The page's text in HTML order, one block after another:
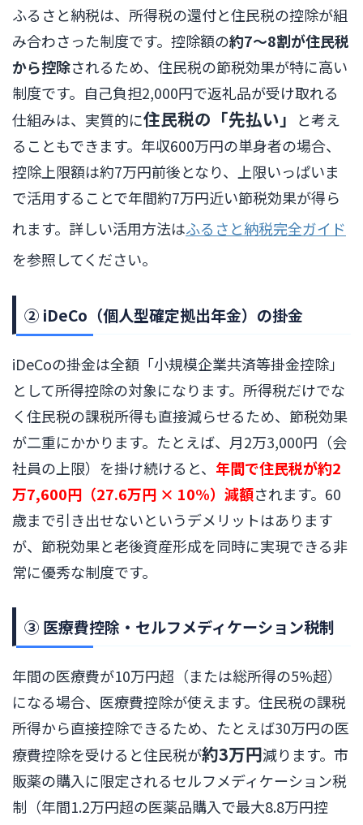
ふるさと納税は、所得税の還付と住民税の控除が組
み合わさった制度です。控除額の約7〜8割が住民税
から控除されるため、住民税の節税効果が特に高い
制度です。自己負担2,000円で返礼品が受け取れる
仕組みは、実質的に住民税の「先払い」
と考え
ることもできます。年収600万円の単身者の場合、
控除上限額は約7万円前後となり、上限いっぱいま
で活用することで年間約7万円近い節税効果が得ら
れます。詳しい活用方法はふるさと納税完全ガイド
を参照してください。
② iDeCo（個人型確定拠出年金）の掛金
iDeCoの掛金は全額「小規模企業共済等掛金控除」
として所得控除の対象になります。所得税だけでな
く住民税の課税所得も直接減らせるため、節税効果
が二重にかかります。たとえば、月2万3,000円（会
社員の上限）を掛け続けると、 年間で住民税が約2
万7,600円（27.6万円 × 10%）減額されます。60
歳まで引き出せないというデメリットはあります
が、節税効果と老後資産形成を同時に実現できる非
常に優秀な制度です。
③ 医療費控除・セルフメディケーション税制
年間の医療費が10万円超（または総所得の5%超）
になる場合、医療費控除が使えます。住民税の課税
所得から直接控除できるため、たとえば30万円の医
療費控除を受けると住民税が約3万円減ります。市
販薬の購入に限定されるセルフメディケーション税
制（年間1.2万円超の医薬品購入で最大8.8万円控